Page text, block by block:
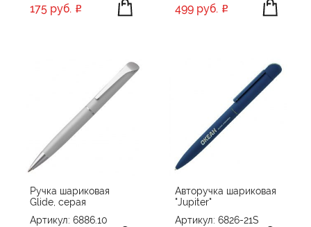
175 руб. 499 руб.
Ручка шариковая
Glide, серая
Артикул: 6886.10
Авторучка шариковая
"Jupiter"
Артикул: 6826-21S